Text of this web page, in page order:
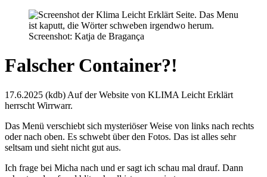
Screenshot: Katja de Bragança
Falscher Container?!
17.6.2025 (kdb) Auf der Website von KLIMA Leicht Erklärt
herrscht Wirrwarr.
Das Menü verschiebt sich mysteriöser Weise von links nach rechts
oder nach oben. Es schwebt über den Fotos. Das ist alles sehr
seltsam und sieht nicht gut aus.
Ich frage bei Micha nach und er sagt ich schau mal drauf. Dann